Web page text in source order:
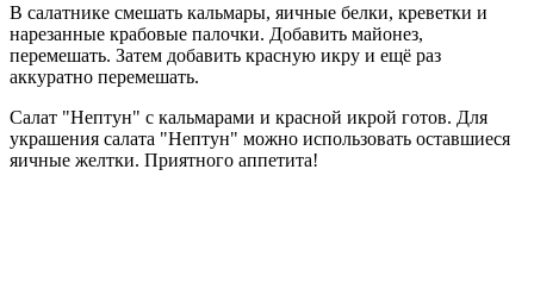
В салатнике смешать кальмары, яичные белки, креветки и
нарезанные крабовые палочки. Добавить майонез,
перемешать. Затем добавить красную икру и ещё раз
аккуратно перемешать.
Салат "Нептун" с кальмарами и красной икрой готов. Для
украшения салата "Нептун" можно использовать оставшиеся
яичные желтки. Приятного аппетита!